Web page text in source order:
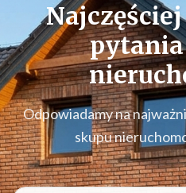
Odpowiadamy na
skupu